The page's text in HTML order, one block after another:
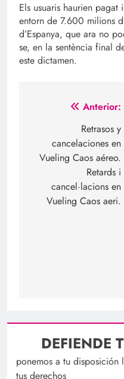
Els usuaris haurien
entorn de 7.600 milions
d’Espanya, que ara no
se, en la sentència final
este dictamen.
Navegación
entradas
Anterior:
Retrasos y
cancelaciones en
Vueling Caos aéreo.
Retards i
cancel·lacions en
Vueling Caos aeri.
DEFIENDE
ponemos a tu disposición
tus derechos